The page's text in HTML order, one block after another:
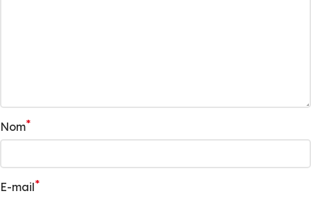
Nom*
E-mail*